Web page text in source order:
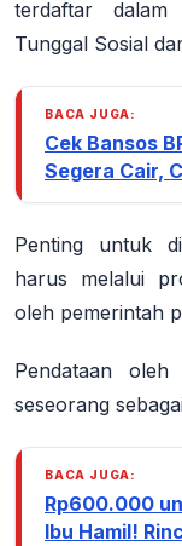
terdaftar dalam
Tunggal Sosial
BACA JUGA:
Cek Bansos
Segera Cair,
Penting untuk
harus melalui
oleh pemerintah
Pendataan
seseorang
BACA JUGA:
Rp600.000
Ibu Hamil!